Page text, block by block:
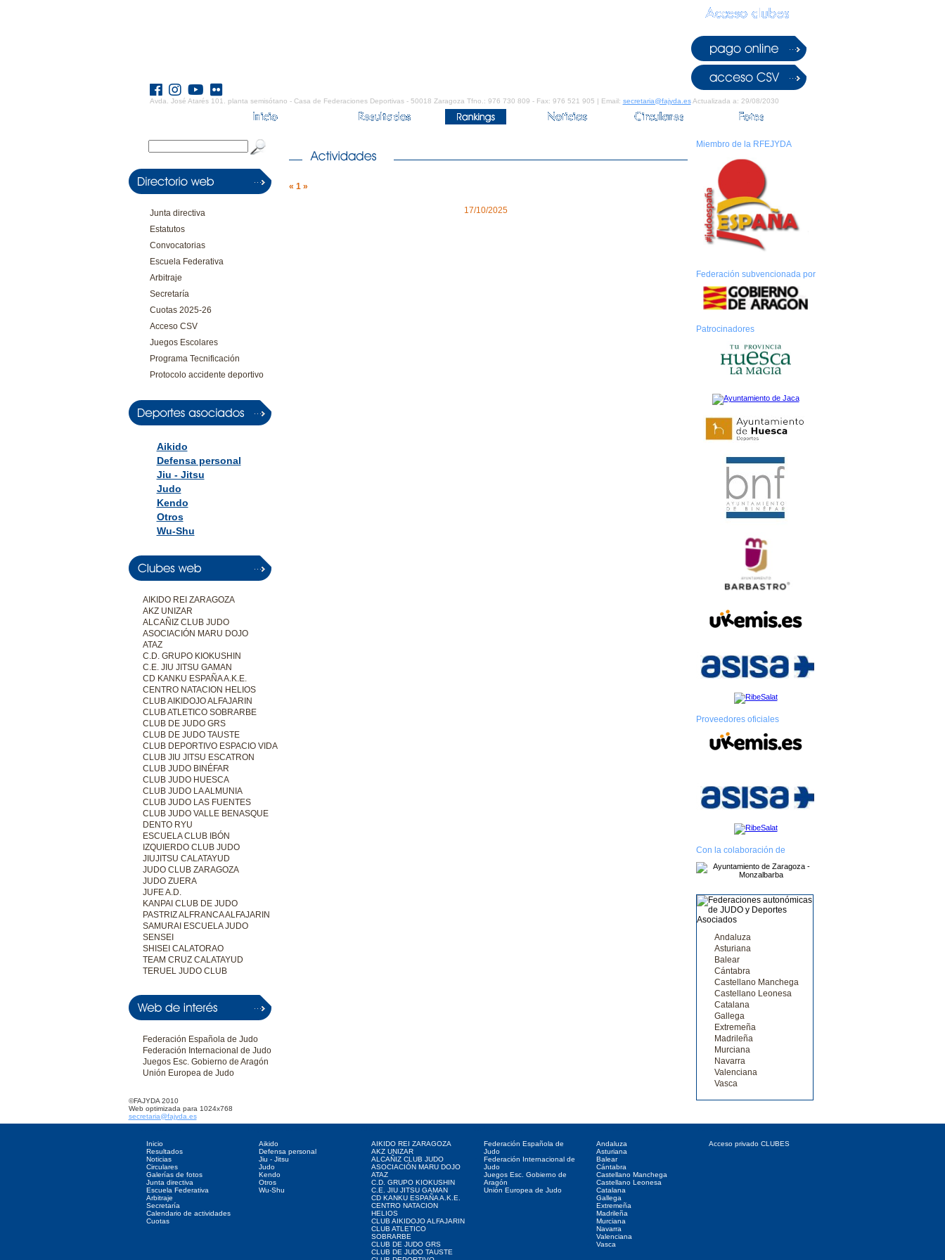
Avda. José Atarés 101. planta semisótano - Casa de Federaciones Deportivas - 50018 Zaragoza Tfno.: 976 730 809 - Fax: 976 521 905 | Email: secretaria@fajyda.esActualizada a: 29/08/2030
Junta directiva
Estatutos
Convocatorias
Escuela Federativa
Arbitraje
Secretaría
Cuotas 2025-26
Acceso CSV
Juegos Escolares
Programa Tecnificación
Protocolo accidente deportivo
Aikido
Defensa personal
Jiu - Jitsu
Judo
Kendo
Otros
Wu-Shu
AIKIDO REI ZARAGOZA
AKZ UNIZAR
ALCAÑIZ CLUB JUDO
ASOCIACIÓN MARU DOJO
ATAZ
C.D. GRUPO KIOKUSHIN
C.E. JIU JITSU GAMAN
CD KANKU ESPAÑA A.K.E.
CENTRO NATACION HELIOS
CLUB AIKIDOJO ALFAJARIN
CLUB ATLETICO SOBRARBE
CLUB DE JUDO GRS
CLUB DE JUDO TAUSTE
CLUB DEPORTIVO ESPACIO VIDA
CLUB JIU JITSU ESCATRON
CLUB JUDO BINÉFAR
CLUB JUDO HUESCA
CLUB JUDO LA ALMUNIA
CLUB JUDO LAS FUENTES
CLUB JUDO VALLE BENASQUE
DENTO RYU
ESCUELA CLUB IBÓN
IZQUIERDO CLUB JUDO
JIUJITSU CALATAYUD
JUDO CLUB ZARAGOZA
JUDO ZUERA
JUFE A.D.
KANPAI CLUB DE JUDO
PASTRIZ ALFRANCA ALFAJARIN
SAMURAI ESCUELA JUDO
SENSEI
SHISEI CALATORAO
TEAM CRUZ CALATAYUD
TERUEL JUDO CLUB
Federación Española de Judo
Federación Internacional de Judo
Juegos Esc. Gobierno de Aragón
Unión Europea de Judo
©FAJYDA 2010
Web optimizada para 1024x768
secretaria@fajyda.es
« 1 »
17/10/2025
Miembro de la RFEJYDA
Federación subvencionada por
Patrocinadores
Proveedores oficiales
Con la colaboración de
Andaluza
Asturiana
Balear
Cántabra
Castellano Manchega
Castellano Leonesa
Catalana
Gallega
Extremeña
Madrileña
Murciana
Navarra
Valenciana
Vasca
Inicio
Resultados
Noticias
Circulares
Galerías de fotos
Junta directiva
Escuela Federativa
Arbitraje
Secretaría
Calendario de actividades
Cuotas
Aikido
Defensa personal
Jiu - Jitsu
Judo
Kendo
Otros
Wu-Shu
AIKIDO REI ZARAGOZA
AKZ UNIZAR
ALCAÑIZ CLUB JUDO
ASOCIACIÓN MARU DOJO
ATAZ
C.D. GRUPO KIOKUSHIN
C.E. JIU JITSU GAMAN
CD KANKU ESPAÑA A.K.E.
CENTRO NATACION
HELIOS
CLUB AIKIDOJO ALFAJARIN
CLUB ATLETICO
SOBRARBE
CLUB DE JUDO GRS
CLUB DE JUDO TAUSTE
Federación Española de
Judo
Federación Internacional de
Judo
Juegos Esc. Gobierno de
Aragón
Unión Europea de Judo
Andaluza
Asturiana
Balear
Cántabra
Castellano Manchega
Castellano Leonesa
Catalana
Gallega
Extremeña
Madrileña
Murciana
Navarra
Valenciana
Vasca
Acceso privado CLUBES